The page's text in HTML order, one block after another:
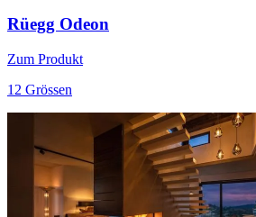
Rüegg Odeon
Zum Produkt
12 Grössen